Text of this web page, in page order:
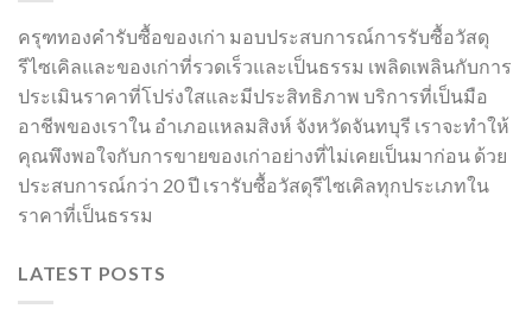
ครุฑทองคำรับซื้อของเก่า มอบประสบการณ์การรับซื้อวัสดุ
รีไซเคิลและของเก่าที่รวดเร็วและเป็นธรรม เพลิดเพลินกับการ
ประเมินราคาที่โปร่งใสและมีประสิทธิภาพ บริการที่เป็นมือ
อาชีพของเราใน อำเภอแหลมสิงห์ จังหวัดจันทบุรี เราจะทำให้
คุณพึงพอใจกับการขายของเก่าอย่างที่ไม่เคยเป็นมาก่อน ด้วย
ประสบการณ์กว่า 20 ปี เรารับซื้อวัสดุรีไซเคิลทุกประเภทใน
ราคาที่เป็นธรรม
LATEST POSTS